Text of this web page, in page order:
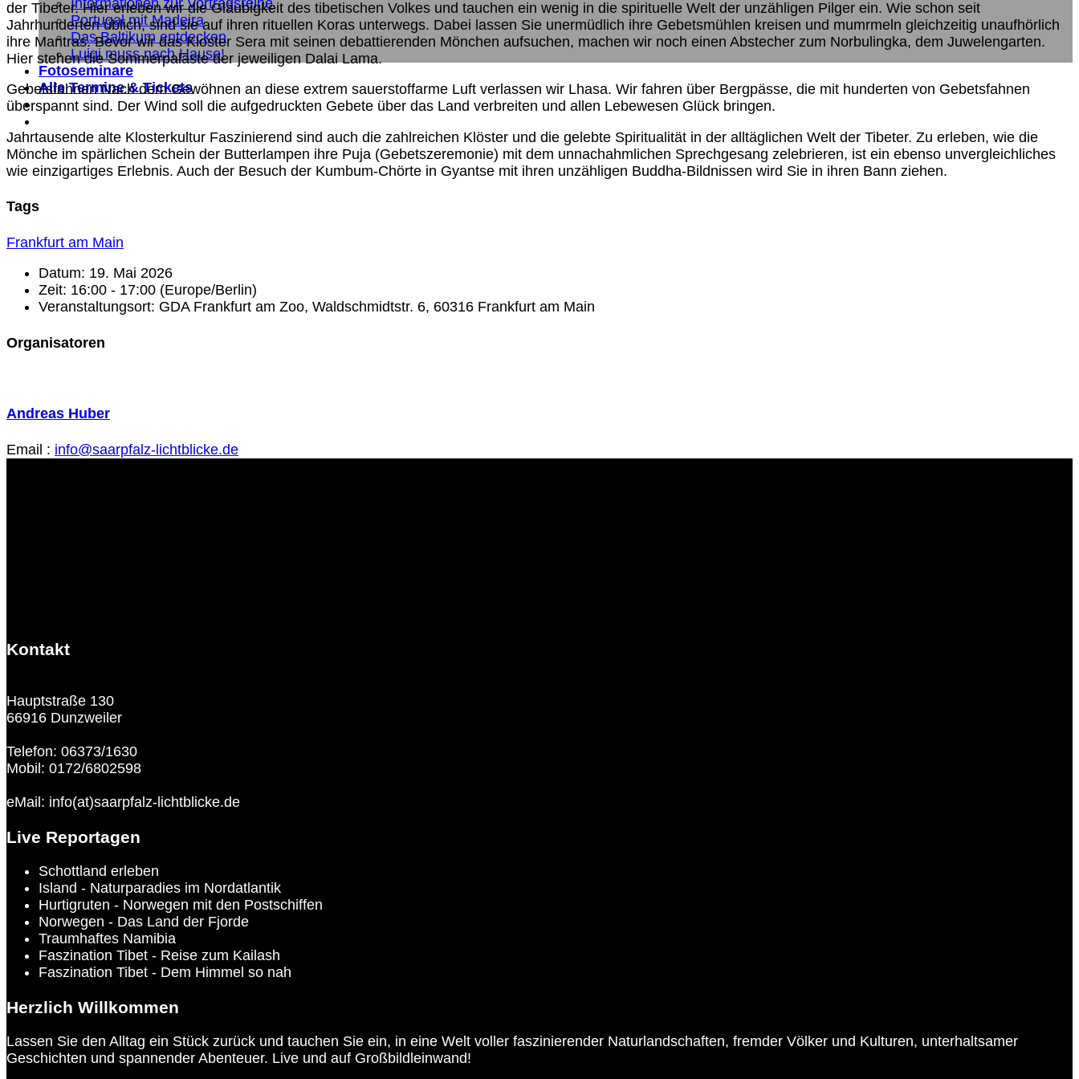
Informationen zur Vortragsreihe
Portugal mit Madeira
Das Baltikum entdecken
Luigi muss nach Hause!
Fotoseminare
Alle Termine & Tickets
der Tibeter. Hier erleben wir die Gläubigkeit des tibetischen Volkes und tauchen ein wenig in die spirituelle Welt der unzähligen Pilger ein. Wie schon seit
Jahrhunderten üblich, sind sie auf ihren rituellen Koras unterwegs. Dabei lassen Sie unermüdlich ihre Gebetsmühlen kreisen und mumrmeln gleichzeitig unaufhörlich
ihre Mantras. Bevor wir das Kloster Sera mit seinen debattierenden Mönchen aufsuchen, machen wir noch einen Abstecher zum Norbulingka, dem Juwelengarten.
Hier stehen die Sommerpaläste der jeweiligen Dalai Lama.
Gebetsfahnen Nach dem Gewöhnen an diese extrem sauerstoffarme Luft verlassen wir Lhasa. Wir fahren über Bergpässe, die mit hunderten von Gebetsfahnen
überspannt sind. Der Wind soll die aufgedruckten Gebete über das Land verbreiten und allen Lebewesen Glück bringen.
Jahrtausende alte Klosterkultur Faszinierend sind auch die zahlreichen Klöster und die gelebte Spiritualität in der alltäglichen Welt der Tibeter. Zu erleben, wie die
Mönche im spärlichen Schein der Butterlampen ihre Puja (Gebetszeremonie) mit dem unnachahmlichen Sprechgesang zelebrieren, ist ein ebenso unvergleichliches
wie einzigartiges Erlebnis. Auch der Besuch der Kumbum-Chörte in Gyantse mit ihren unzähligen Buddha-Bildnissen wird Sie in ihren Bann ziehen.
Tags
Frankfurt am Main
Datum: 19. Mai 2026
Zeit: 16:00 - 17:00 (Europe/Berlin)
Veranstaltungsort: GDA Frankfurt am Zoo, Waldschmidtstr. 6, 60316 Frankfurt am Main
Organisatoren
Andreas Huber
Email : info@saarpfalz-lichtblicke.de
Kontakt
Hauptstraße 130
66916 Dunzweiler
Telefon: 06373/1630
Mobil: 0172/6802598
eMail: info(at)saarpfalz-lichtblicke.de
Live Reportagen
Schottland erleben
Island - Naturparadies im Nordatlantik
Hurtigruten - Norwegen mit den Postschiffen
Norwegen - Das Land der Fjorde
Traumhaftes Namibia
Faszination Tibet - Reise zum Kailash
Faszination Tibet - Dem Himmel so nah
Herzlich Willkommen
Lassen Sie den Alltag ein Stück zurück und tauchen Sie ein, in eine Welt voller faszinierender Naturlandschaften, fremder Völker und Kulturen, unterhaltsamer
Geschichten und spannender Abenteuer. Live und auf Großbildleinwand!